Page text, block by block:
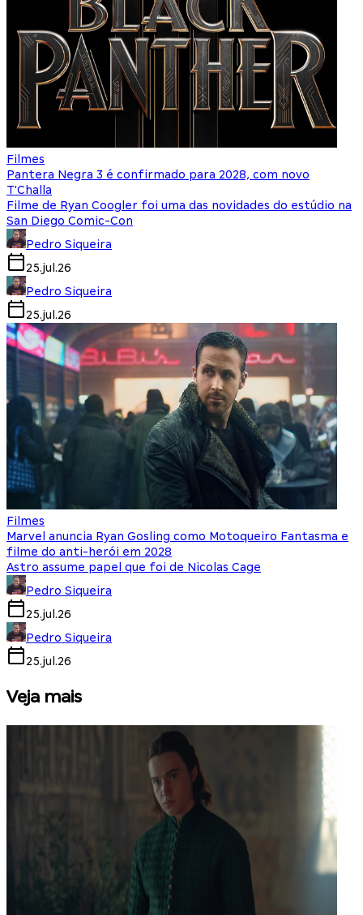
Filmes
Pantera Negra 3 é confirmado para 2028, com novo
T'Challa
Filme de Ryan Coogler foi uma das novidades do estúdio na
San Diego Comic-Con
Pedro Siqueira
25.jul.26
Pedro Siqueira
25.jul.26
Filmes
Marvel anuncia Ryan Gosling como Motoqueiro Fantasma e
filme do anti-herói em 2028
Astro assume papel que foi de Nicolas Cage
Pedro Siqueira
25.jul.26
Pedro Siqueira
25.jul.26
Veja mais